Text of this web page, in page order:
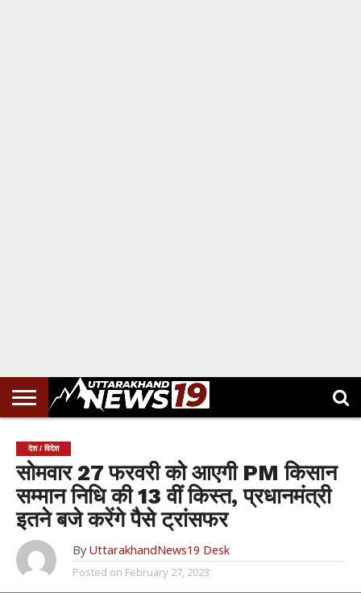
देश / विदेश
सोमवार 27 फरवरी को आएगी PM किसान
सम्मान निधि की 13 वीं किस्त, प्रधानमंत्री
इतने बजे करेंगे पैसे ट्रांसफर
By UttarakhandNews19 Desk
Posted on February 27, 2023